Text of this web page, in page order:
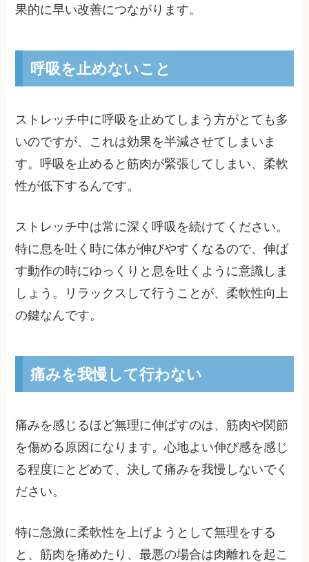
果的に早い改善につながります。
呼吸を止めないこと
ストレッチ中に呼吸を止めてしまう方がとても多
いのですが、これは効果を半減させてしまいま
す。呼吸を止めると筋肉が緊張してしまい、柔軟
性が低下するんです。
ストレッチ中は常に深く呼吸を続けてください。
特に息を吐く時に体が伸びやすくなるので、伸ば
す動作の時にゆっくりと息を吐くように意識しま
しょう。リラックスして行うことが、柔軟性向上
の鍵なんです。
痛みを我慢して行わない
痛みを感じるほど無理に伸ばすのは、筋肉や関節
を傷める原因になります。心地よい伸び感を感じ
る程度にとどめて、決して痛みを我慢しないでく
ださい。
特に急激に柔軟性を上げようとして無理をする
と、筋肉を痛めたり、最悪の場合は肉離れを起こ